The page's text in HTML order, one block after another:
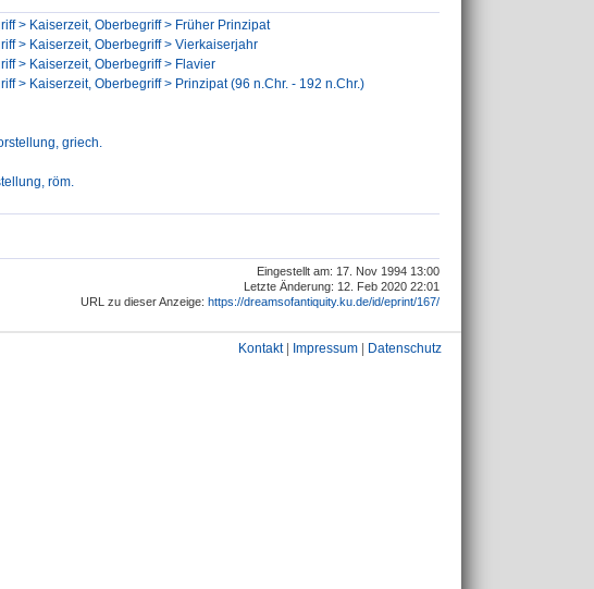
> Kaiserzeit, Oberbegriff > Früher Prinzipat
> Kaiserzeit, Oberbegriff > Vierkaiserjahr
> Kaiserzeit, Oberbegriff > Flavier
> Kaiserzeit, Oberbegriff > Prinzipat (96 n.Chr. - 192 n.Chr.)
griech.
röm.
Eingestellt am: 17. Nov 1994 13:00
Letzte Änderung: 12. Feb 2020 22:01
URL zu dieser Anzeige: https://dreamsofantiquity.ku.de/id/eprint/167/
Kontakt| Impressum Datenschutz